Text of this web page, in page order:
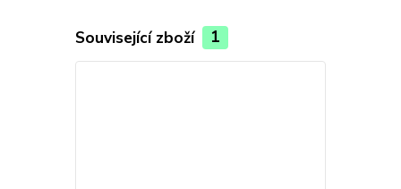
Související zboží 1